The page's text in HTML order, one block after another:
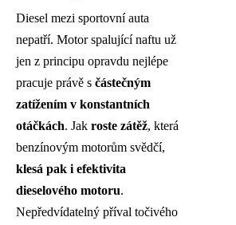
Diesel mezi sportovní auta
nepatří. Motor spalující naftu už
jen z principu opravdu nejlépe
pracuje právě s částečným
zatížením v konstantních
otáčkách. Jak roste zátěž, která
benzínovým motorům svědčí,
klesá pak i efektivita
dieselového motoru.
Nepředvídatelný příval točivého